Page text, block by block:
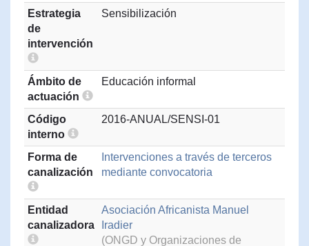
Estrategia
de
intervención
Sensibilización
Ámbito de
actuación
Educación informal
Código
interno
2016-ANUAL/SENSI-01
Forma de
canalización
Intervenciones a través de terceros
mediante convocatoria
Entidad
canalizadora
Asociación Africanista Manuel
Iradier
(ONGD y Organizaciones de